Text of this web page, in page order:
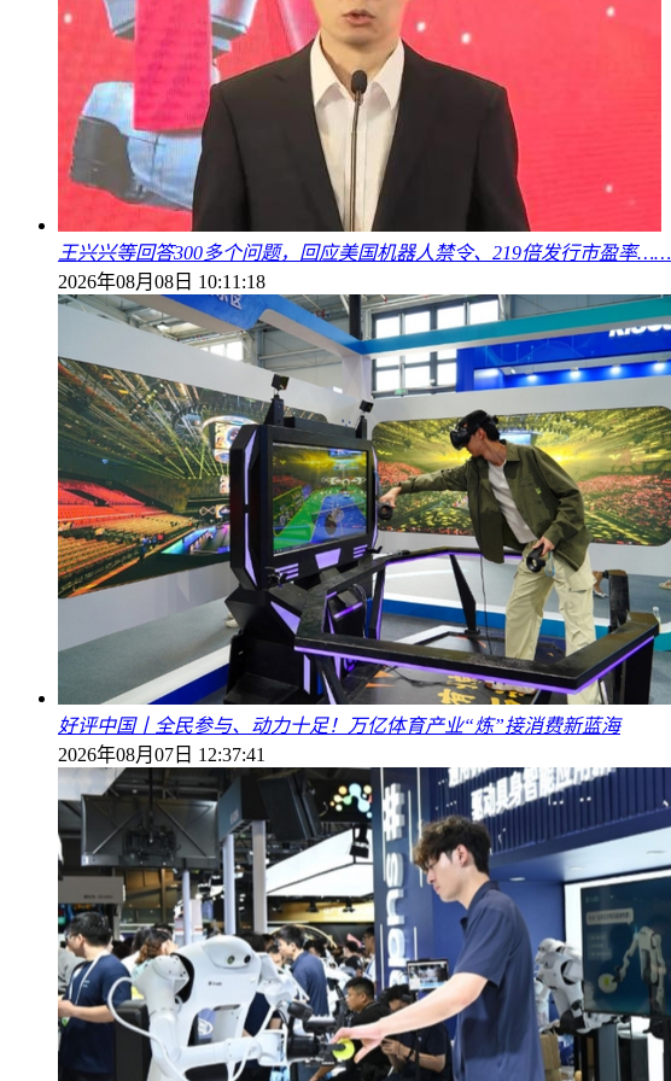
王兴兴等回答300多个问题，回应美国机器人禁令、219倍发行市盈率……
2026年08月08日 10:11:18
好评中国丨全民参与、动力十足！万亿体育产业“炼”接消费新蓝海
2026年08月07日 12:37:41